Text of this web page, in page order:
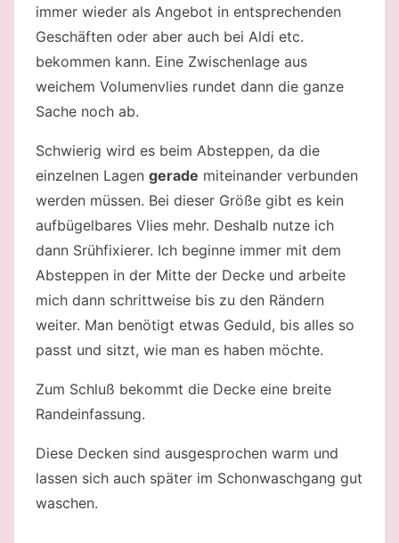
immer wieder als Angebot in entsprechenden
Geschäften oder aber auch bei Aldi etc.
bekommen kann. Eine Zwischenlage aus
weichem Volumenvlies rundet dann die ganze
Sache noch ab.
Schwierig wird es beim Absteppen, da die
einzelnen Lagen gerade miteinander verbunden
werden müssen. Bei dieser Größe gibt es kein
aufbügelbares Vlies mehr. Deshalb nutze ich
dann Srühfixierer. Ich beginne immer mit dem
Absteppen in der Mitte der Decke und arbeite
mich dann schrittweise bis zu den Rändern
weiter. Man benötigt etwas Geduld, bis alles so
passt und sitzt, wie man es haben möchte.
Zum Schluß bekommt die Decke eine breite
Randeinfassung.
Diese Decken sind ausgesprochen warm und
lassen sich auch später im Schonwaschgang gut
waschen.